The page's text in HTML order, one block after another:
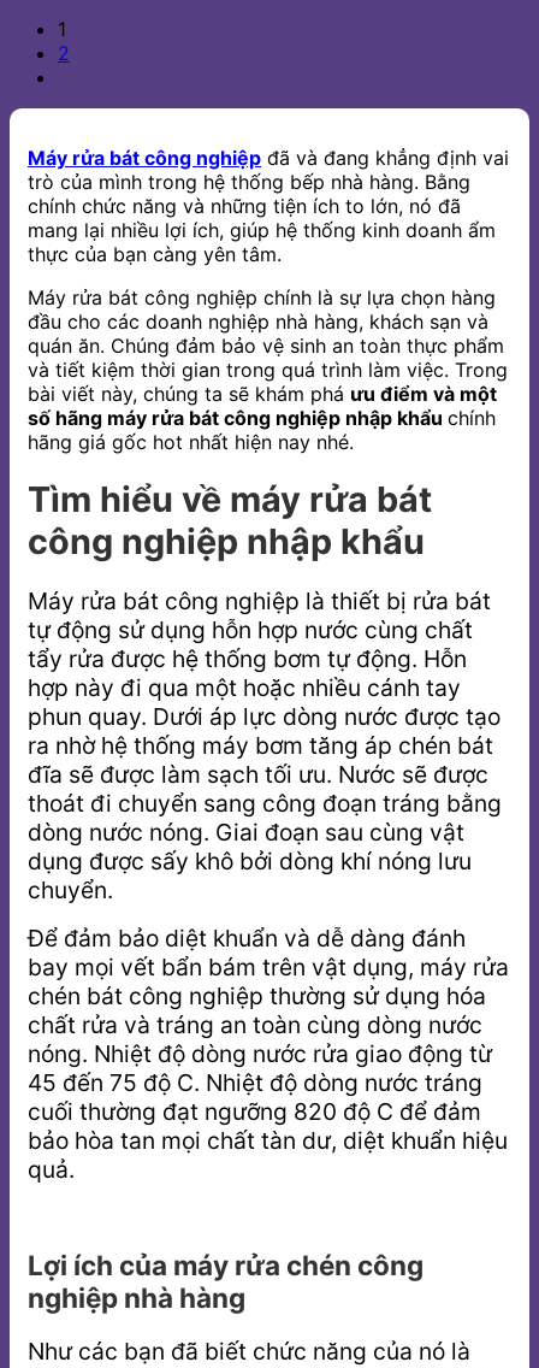
1
2
Máy rửa bát công nghiệp đã và đang khẳng định vai
trò của mình trong hệ thống bếp nhà hàng. Bằng
chính chức năng và những tiện ích to lớn, nó đã
mang lại nhiều lợi ích, giúp hệ thống kinh doanh ẩm
thực của bạn càng yên tâm.
Máy rửa bát công nghiệp chính là sự lựa chọn hàng
đầu cho các doanh nghiệp nhà hàng, khách sạn và
quán ăn. Chúng đảm bảo vệ sinh an toàn thực phẩm
và tiết kiệm thời gian trong quá trình làm việc. Trong
bài viết này, chúng ta sẽ khám phá ưu điểm và một
số hãng máy rửa bát công nghiệp nhập khẩu chính
hãng giá gốc hot nhất hiện nay nhé.
Tìm hiểu về máy rửa bát
công nghiệp nhập khẩu
Máy rửa bát công nghiệp là thiết bị rửa bát
tự động sử dụng hỗn hợp nước cùng chất
tẩy rửa được hệ thống bơm tự động. Hỗn
hợp này đi qua một hoặc nhiều cánh tay
phun quay. Dưới áp lực dòng nước được tạo
ra nhờ hệ thống máy bơm tăng áp chén bát
đĩa sẽ được làm sạch tối ưu. Nước sẽ được
thoát đi chuyển sang công đoạn tráng bằng
dòng nước nóng. Giai đoạn sau cùng vật
dụng được sấy khô bởi dòng khí nóng lưu
chuyển.
Để đảm bảo diệt khuẩn và dễ dàng đánh
bay mọi vết bẩn bám trên vật dụng, máy rửa
chén bát công nghiệp thường sử dụng hóa
chất rửa và tráng an toàn cùng dòng nước
nóng. Nhiệt độ dòng nước rửa giao động từ
45 đến 75 độ C. Nhiệt độ dòng nước tráng
cuối thường đạt ngưỡng 820 độ C để đảm
bảo hòa tan mọi chất tàn dư, diệt khuẩn hiệu
quả.
Lợi ích của máy rửa chén công
nghiệp nhà hàng
Như các bạn đã biết chức năng của nó là